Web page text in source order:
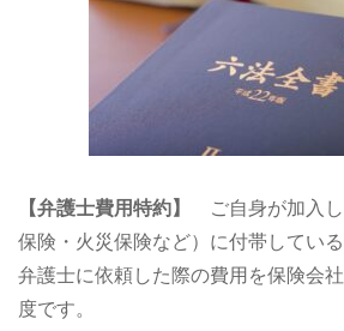
【弁護士費用特約】
ご自身が加入
保険・火災保険など）に付帯してい
弁護士に依頼した際の費用を保険会
度です。